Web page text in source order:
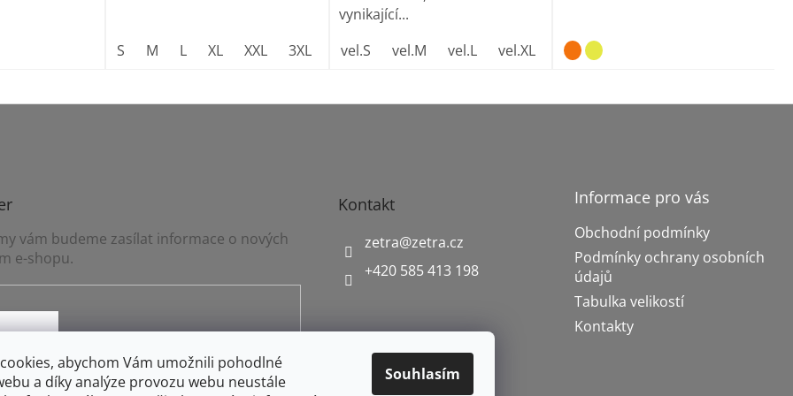
abychom Vám umožnili pohodlné
a díky analýze provozu webu neustále
Souhlasím
S M L XL XXL 3XL
vynikající...
vel.S
vel.M vel.L vel.XL vel. XXL
vám budeme zasílat informace o nových
e-shopu.
ochrany osobních údajů
Kontakt
zetra@zetra.cz
+420 585 413 198
Informace pro vás
Obchodní podmínky
Podmínky ochrany osobních
údajů
Tabulka velikostí
Kontakty